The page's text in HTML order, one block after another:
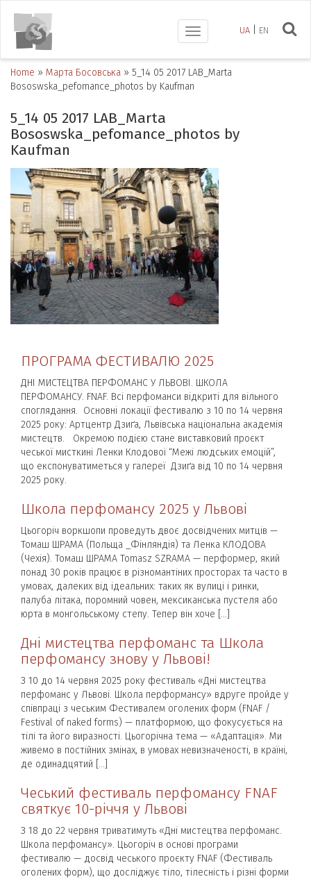
UA EN
Toggle
navigation
Home » Марта Босовська » 5_14 05 2017 LAB_Marta
Bososwska_pefomance_photos by Kaufman
5_14 05 2017 LAB_Marta
Bososwska_pefomance_photos by
Kaufman
ПРОГРАМА ФЕСТИВАЛЮ 2025
ДНІ МИСТЕЦТВА ПЕРФОМАНС У ЛЬВОВІ. ШКОЛА
ПЕРФОМАНСУ. FNAF. Всі перфоманси відкриті для вільного
споглядання. Основні локації фестивалю з 10 по 14 червня
2025 року: Артцентр Дзиґа, Львівська національна академія
мистецтв. Окремою подією стане виставковий проєкт
чеської мисткині Ленки Клодової “Межі людських емоцій”,
що експонуватиметься у галереї Дзиґа від 10 по 14 червня
2025 року.
Школа перфомансу 2025 у Львові
Цьогоріч воркшопи проведуть двоє досвідчених митців —
Томаш ШРАМА (Польща _Фінляндія) та Ленка КЛОДОВА
(Чехія). Томаш ШРАМА Tomasz SZRAMA — перформер, який
понад 30 років працює в різномантіних просторах та часто в
умовах, далеких від ідеальних: таких як вулиці і ринки,
палуба літака, поромний човен, мексиканська пустеля або
юрта в монгольському степу. Тепер він хоче […]
Дні мистецтва перфоманс та Школа
перфомансу знову у Львові!
З 10 до 14 червня 2025 року фестиваль «Дні мистецтва
перфоманс у Львові. Школа перформансу» вдруге пройде у
співпраці з чеським Фестивалем оголених форм (FNAF /
Festival of naked forms) — платформою, що фокусується на
тілі та його виразності. Цьогорічна тема — «Адаптація». Ми
живемо в постійних змінах, в умовах невизначеності, в країні,
де одинадцятий […]
Чеський фестиваль перфомансу FNAF
святкує 10-річчя у Львові
З 18 до 22 червня триватимуть «Дні мистецтва перфоманс.
Школа перфомансу». Цьогоріч в основі програми
фестивалю — досвід чеського проєкту FNAF (Фестиваль
оголених форм), що досліджує тіло, тілесність і різні форми